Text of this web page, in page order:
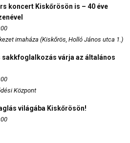
koncert Kiskőrösön is – 40 éve
imaháza (Kiskőrös, Holló János utca 1.)
sakkfoglalkozás várja az általános
Központ
világába Kiskőrösön!